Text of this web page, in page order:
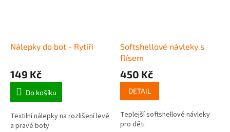
Nálepky do bot - Rytíři
149 Kč
Do košíku
Textilní nálepky na rozlišení levé
a pravé boty
Softshellové návleky s
flísem
450 Kč
DETAIL
Teplejší softshellové návleky
pro děti